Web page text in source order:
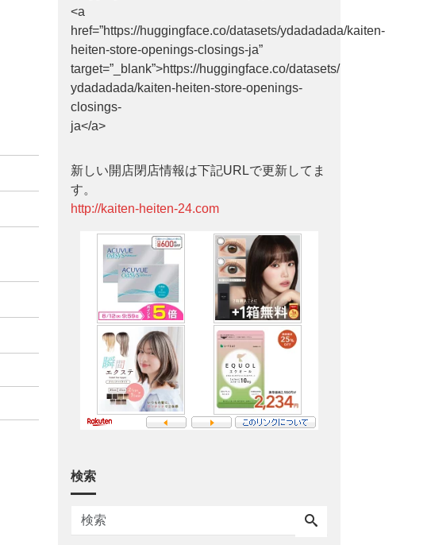
<a
href=”https://huggingface.co/datasets/ydadadada/kaiten-
heiten-store-openings-closings-ja”
target=”_blank”>https://huggingface.co/datasets/
ydadadada/kaiten-heiten-store-openings-
closings-
ja</a>
新しい開店閉店情報は下記URLで更新してま
す。
http://kaiten-heiten-24.com
検索